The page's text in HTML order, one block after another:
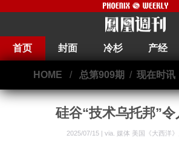
首页 封面 冷杉 产经
HOME / 总第909期 / 现在时讯
硅谷“技术乌托邦”
2025/07/15 | via. 媒体 美国《大西洋